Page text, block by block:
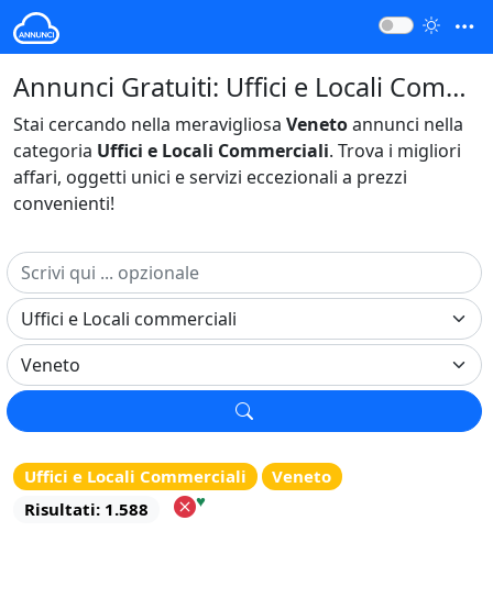
Annunci Gratuiti: Uffici e Locali Commerciali Veneto Italia
Stai cercando nella meravigliosa Venetoannunci nella
categoria Uffici e Locali Commerciali. Trova i migliori
affari, oggetti unici e servizi eccezionali a prezzi
convenienti!
Uffici e Locali Commerciali
Veneto
Risultati: 1.588
♥